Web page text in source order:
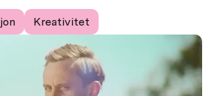
Kreativitet